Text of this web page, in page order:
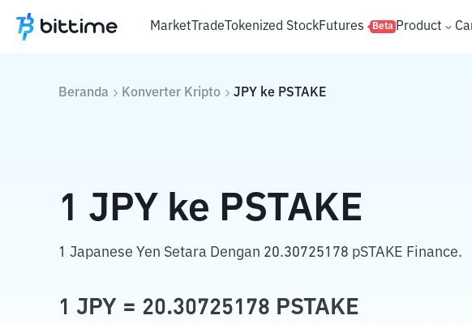
MarketTradeTokenized StockFutures Beta Product
Beranda Konverter Kripto JPY ke PSTAKE
1 JPY ke PSTAKE
1 Japanese Yen Setara Dengan 20.30725178 pSTAKE Finance.
1 JPY = 20.30725178 PSTAKE